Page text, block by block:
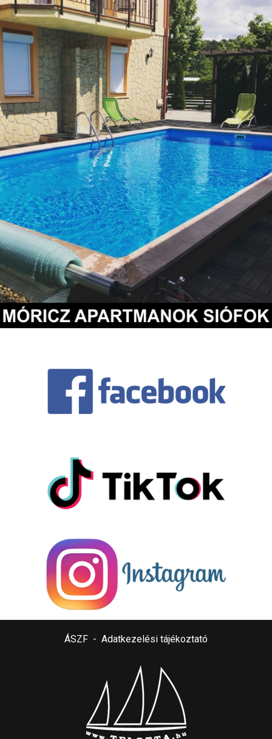
ÁSZF - Adatkezelési tájékoztató